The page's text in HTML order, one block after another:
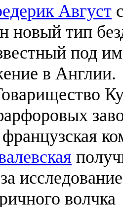
Август
новый тип
под
в Англии.
волчка